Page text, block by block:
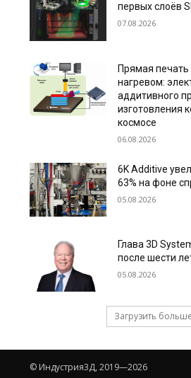
первых слоёв
07.08.2026
Прямая
нагревом:
аддитивного
изготовления
космосе
06.08.2026
6K Additive
63% на фоне
05.08.2026
Глава 3D
после шести
05.08.2026
Загрузить больше
© Индустрия3Д, 2019—2026